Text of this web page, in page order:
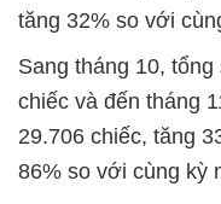
tăng 32% so với
Sang tháng 10,
chiếc và đến tháng
29.706 chiếc, tăng
86% so với cùng kỳ